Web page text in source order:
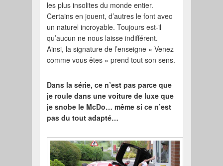
les plus insolites du monde entier.
Certains en jouent, d’autres le font avec
un naturel incroyable. Toujours est-il
qu’aucun ne nous laisse indifférent.
Ainsi, la signature de l’enseigne « Venez
comme vous êtes » prend tout son sens.
Dans la série, ce n’est pas parce que
je roule dans une voiture de luxe que
je snobe le McDo… même si ce n’est
pas du tout adapté…